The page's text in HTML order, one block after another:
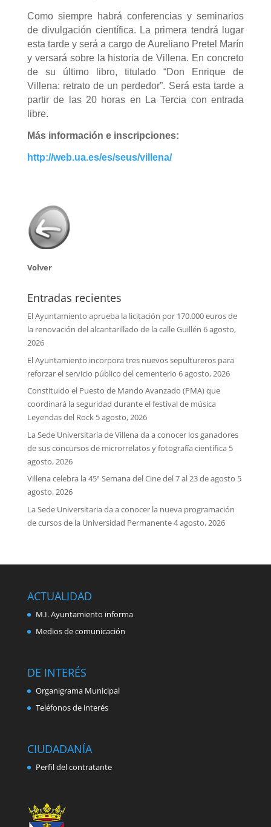
Como siempre habrá conferencias y seminarios
de divulgación científica. La primera tendrá lugar
esta tarde y será a cargo de Aureliano Pretel Marín
y versará sobre la historia de Villena. En concreto
de su último libro, titulado “Don Enrique de
Villena: retrato de un perdedor”. Será esta tarde a
partir de las 20 horas en La Tercia con entrada
libre.
Más información e inscripciones:
http://web.ua.es/es/seus/villena/
Volver
Entradas recientes
El Ayuntamiento aprueba la licitación por 170.000 euros de
la renovación del alcantarillado de la calle Guillén 6 agosto,
2026
El Ayuntamiento incorpora tres nuevos sepultureros para
reforzar el servicio público del cementerio 6 agosto, 2026
Constituido el Puesto de Mando Avanzado (PMA) que
coordinará la seguridad durante el festival de música
Leyendas del Rock 5 agosto, 2026
La Sede Universitaria de Villena da a conocer los ganadores
de sus concursos de microrrelatos y fotografía científica 5
agosto, 2026
Villena celebra la 45ª Semana del Cine del 7 al 23 de agosto 5
agosto, 2026
La Sede Universitaria da a conocer la nueva programación
de cursos de la Universidad Permanente4 agosto, 2026
ACTUALIDAD
M.I. Ayuntamiento informa
Medios de comunicación
DE INTERÉS
Organigrama Municipal
Teléfonos de interés
CIUDADANÍA
Perfil del contratante